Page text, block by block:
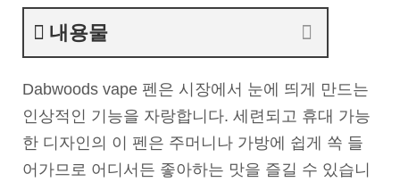
내용물
Dabwoods vape 펜은 시장에서 눈에 띄게 만드는
인상적인 기능을 자랑합니다. 세련되고 휴대 가능
한 디자인의 이 펜은 주머니나 가방에 쉽게 쏙 들
어가므로 어디서든 좋아하는 맛을 즐길 수 있습니